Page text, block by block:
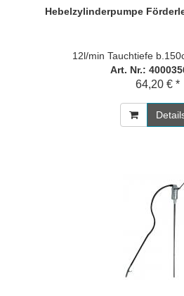
Hebelzylinderpumpe
12l/min Tauchtiefe
Art. Nr.:
64,20 € *